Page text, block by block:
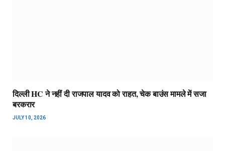
दिल्ली HC ने नहीं दी राजपाल यादव को राहत, चेक बाउंस मामले में सजा
बरकरार
JULY 10, 2026